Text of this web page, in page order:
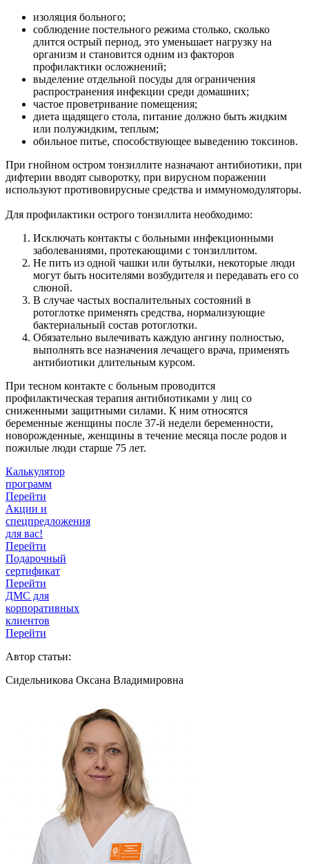
изоляция больного;
соблюдение постельного режима столько, сколько
длится острый период, это уменьшает нагрузку на
организм и становится одним из факторов
профилактики осложнений;
выделение отдельной посуды для ограничения
распространения инфекции среди домашних;
частое проветривание помещения;
диета щадящего стола, питание должно быть жидким
или полужидким, теплым;
обильное питье, способствующее выведению токсинов.
При гнойном остром тонзиллите назначают антибиотики, при
дифтерии вводят сыворотку, при вирусном поражении
используют противовирусные средства и иммуномодуляторы.
Для профилактики острого тонзиллита необходимо:
Исключать контакты с больными инфекционными
заболеваниями, протекающими с тонзиллитом.
Не пить из одной чашки или бутылки, некоторые люди
могут быть носителями возбудителя и передавать его со
слюной.
В случае частых воспалительных состояний в
ротоглотке применять средства, нормализующие
бактериальный состав ротоглотки.
Обязательно вылечивать каждую ангину полностью,
выполнять все назначения лечащего врача, применять
антибиотики длительным курсом.
При тесном контакте с больным проводится
профилактическая терапия антибиотиками у лиц со
сниженными защитными силами. К ним относятся
беременные женщины после 37-й недели беременности,
новорожденные, женщины в течение месяца после родов и
пожилые люди старше 75 лет.
Калькулятор
программ
Перейти
Акции и
спецпредложения
для вас!
Перейти
Подарочный
сертификат
Перейти
ДМС для
корпоративных
клиентов
Перейти
Автор статьи:
Сидельникова Оксана Владимировна